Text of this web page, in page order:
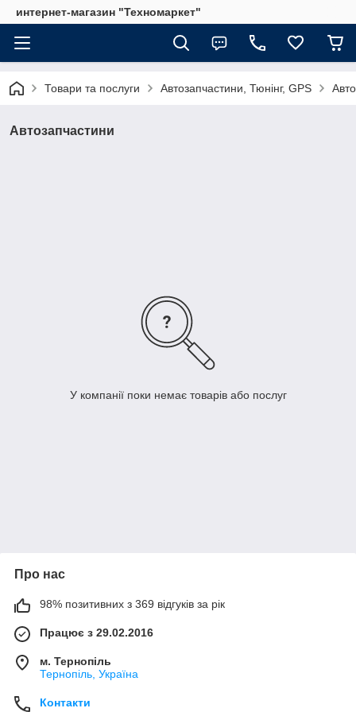
интернет-магазин "Техномаркет"
Товари та послуги Автозапчастини, Тюнінг, GPS
Автозапчастини
У компанії поки немає товарів або послуг
Про нас
98% позитивних з 369 відгуків за рік
Працює з 29.02.2016
м. Тернопіль
Тернопіль, Україна
Контакти